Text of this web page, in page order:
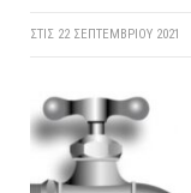
ΣΤΙΣ 22 ΣΕΠΤΕΜΒΡΊΟΥ 2021